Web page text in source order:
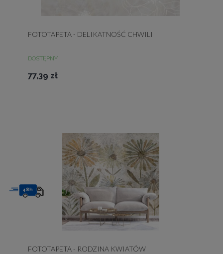
FOTOTAPETA - DELIKATNOŚĆ CHWILI
DOSTĘPNY
77,39 zł
FOTOTAPETA - RODZINA KWIATÓW
48h